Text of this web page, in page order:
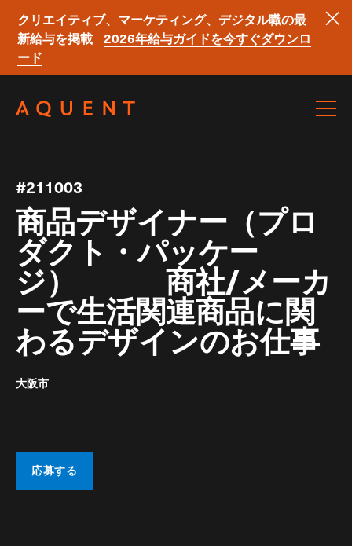
クリエイティブ、マーケティング、デジタル職の最
新給与を掲載
2026年給与ガイドを今すぐダウンロ
ード
#211003
商品デザイナー（プロ
ダクト・パッケー
ジ） 商社/メーカ
ーで生活関連商品に関
わるデザインのお仕事
大阪市
応募する